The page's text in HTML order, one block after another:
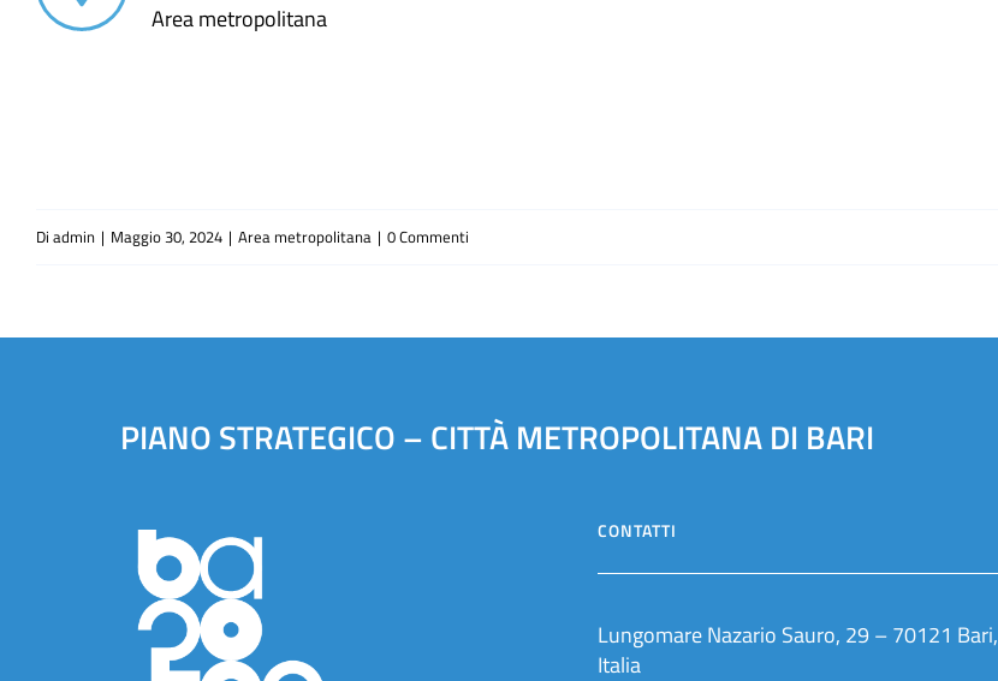
Area metropolitana
Di admin | Maggio 30, 2024 | Area metropolitana | 0 Commenti
PIANO STRATEGICO – CITTÀ METROPOLITANA DI BARI
CONTATTI
Lungomare Nazario Sauro, 29 – 70121 Bari,
Italia